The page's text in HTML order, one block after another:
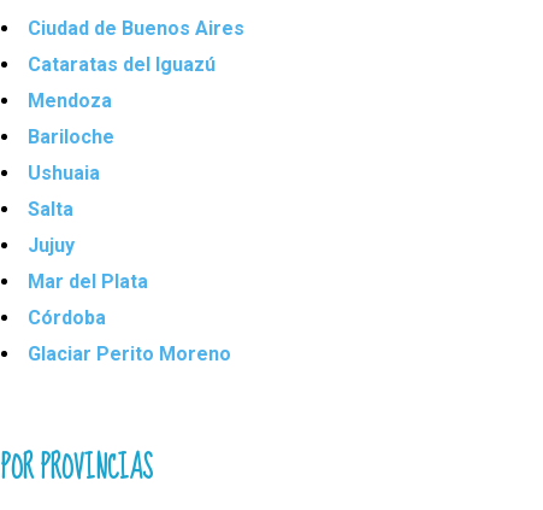
Ciudad de Buenos Aires
Cataratas del Iguazú
Mendoza
Bariloche
Ushuaia
Salta
Jujuy
Mar del Plata
Córdoba
Glaciar Perito Moreno
POR PROVINCIAS